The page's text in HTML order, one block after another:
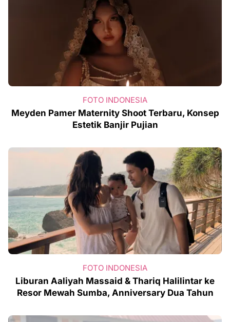
FOTO INDONESIA
Meyden Pamer Maternity Shoot Terbaru, Konsep
Estetik Banjir Pujian
FOTO INDONESIA
Liburan Aaliyah Massaid & Thariq Halilintar ke
Resor Mewah Sumba, Anniversary Dua Tahun